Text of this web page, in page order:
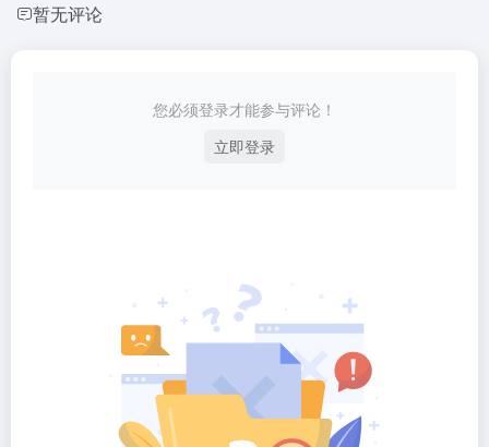
暂无评论
您必须登录才能参与评论！
立即登录